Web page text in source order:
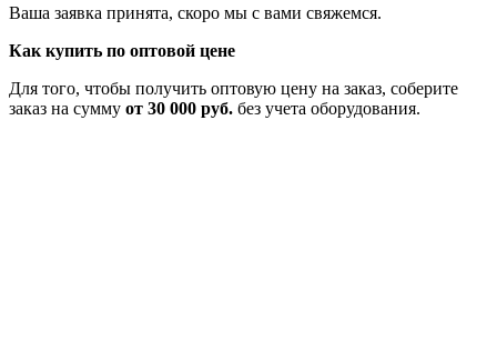
Ваша заявка принята, скоро мы с вами свяжемся.
Как купить по оптовой цене
Для того, чтобы получить оптовую цену на заказ, соберите
заказ на сумму от 30 000 руб. без учета оборудования.